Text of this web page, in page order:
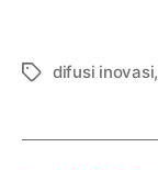
Tagsdifusi inovasi,